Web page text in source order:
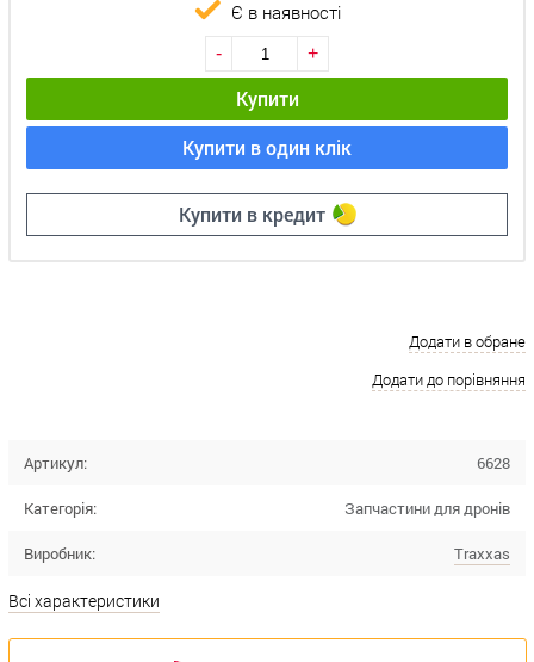
Є в наявності
- +
Купити
Купити в один клік
Купити в кредит
Додати в обране
Додати до порівняння
Артикул: 6628
Категорія: Запчастини для дронів
Виробник: Traxxas
Всі характеристики